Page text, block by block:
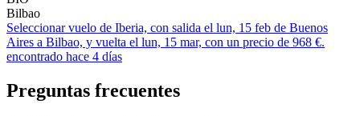
Bilbao
Seleccionar vuelo de Iberia, con salida el lun, 15 feb de Buenos
Aires a Bilbao, y vuelta el lun, 15 mar, con un precio de 968 €.
encontrado hace 4 días
Preguntas frecuentes